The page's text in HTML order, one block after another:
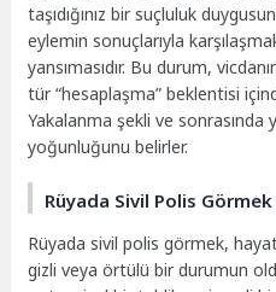
taşıdığınız bir suçluluk
eylemin sonuçlarıyla
yansımasıdır. Bu durum,
tür “hesaplaşma” beklentisi
Yakalanma şekli ve sonrasında
yoğunluğunu belirler.
Rüyada Sivil Polis
Rüyada sivil polis görmek,
gizli veya örtülü bir durumun